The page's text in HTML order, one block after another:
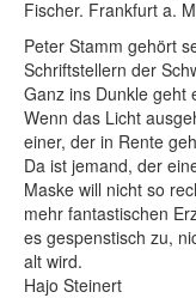
Fischer. Frankfurt a.
Peter Stamm gehört
Schriftstellern der
Ganz ins Dunkle geht
Wenn das Licht
einer, der in Rente
Da ist jemand, der
Maske will nicht so
mehr fantastischen
es gespenstisch zu,
alt wird.
Hajo Steinert